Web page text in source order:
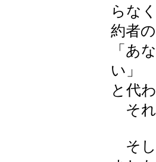
らな
約者
「あ
い」
と代
それ
そし